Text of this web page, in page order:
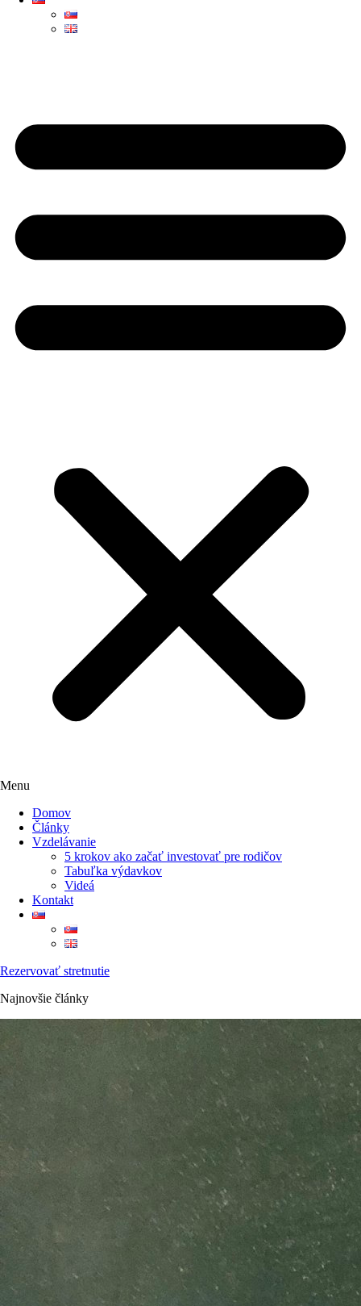
Menu
Domov
Články
Vzdelávanie
5 krokov ako začať investovať pre rodičov
Tabuľka výdavkov
Videá
Kontakt
Rezervovať stretnutie
Najnovšie články